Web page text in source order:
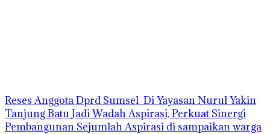
Reses Anggota Dprd Sumsel Di Yayasan Nurul Yakin
Tanjung Batu Jadi Wadah Aspirasi, Perkuat Sinergi
Pembangunan Sejumlah Aspirasi di sampaikan warga